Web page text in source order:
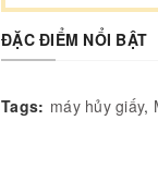
ĐẶC ĐIỂM NỔI BẬT
Tags: máy hủy giấy,